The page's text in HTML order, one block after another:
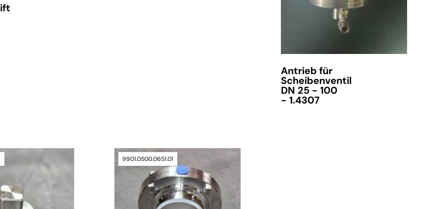
Antrieb für
Scheibenventil
DN 25 - 100
- 1.4307
9901.0500.0651.01